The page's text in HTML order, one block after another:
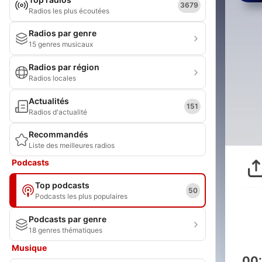
Radios les plus écoutées
3679
Radios par genre
15 genres musicaux
Radios par région
Radios locales
Actualités
Radios d'actualité
151
Recommandés
Liste des meilleures radios
Podcasts
Top podcasts
Podcasts les plus populaires
50
Podcasts par genre
18 genres thématiques
Musique